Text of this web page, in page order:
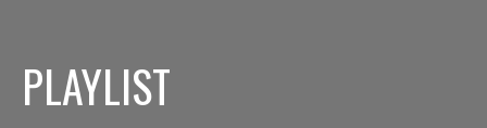
PLAYLIST